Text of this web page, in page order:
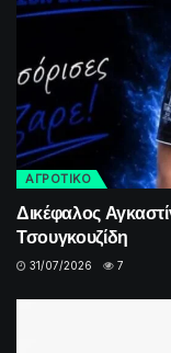
ΑΓΡΟΤΙΚΟ
Δικέφαλος
Τσουγκουζίδη
31/07/2026 7